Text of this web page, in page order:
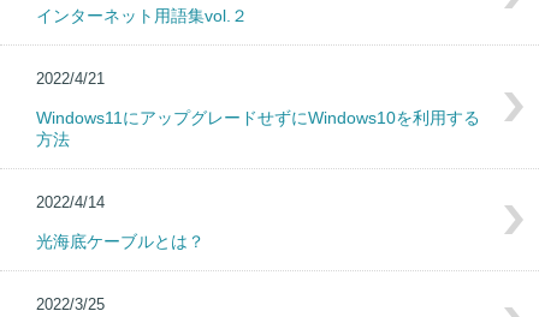
インターネット用語集vol.２
2022/4/21
Windows11にアップグレードせずにWindows10を利用する
方法
2022/4/14
光海底ケーブルとは？
2022/3/25